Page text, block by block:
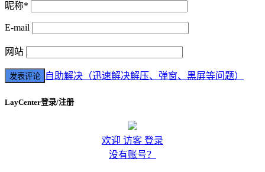
昵称*
E-mail
网站
自助解决（迅速解决解压、弹窗、黑屏等问题）
LayCenter登录/注册
欢迎 访客 登录
没有账号？